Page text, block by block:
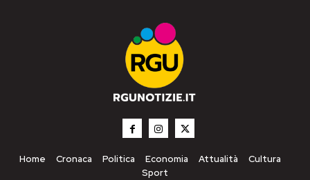
Home Cronaca Politica Economia Attualità
Cultura
Sport